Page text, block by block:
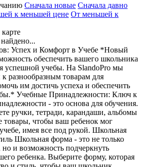
Сначала новые Сначала давно
к меньшей цене От меньшей к
Успех и Комфорт в Учебе *Новый
обеспечить вашего школьника
успешной учебы. На SlandoPro мы
к разнообразным товарам для
им достичь успеха и обеспечить
Учебные Принадлежности: Ключ к
- это основа для обучения.
ручки, тетради, карандаши, альбомы
товары, чтобы ваш ребенок мог
имея все под рукой. Школьная
Школьная форма - это не только
но и возможность подчеркнуть
ребенка. Выберите форму, которая